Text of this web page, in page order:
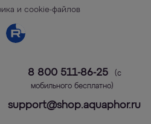
и cookie-файлов
8 800 511-86-25
(с
мобильного бесплатно)
support@shop.aquaphor.ru